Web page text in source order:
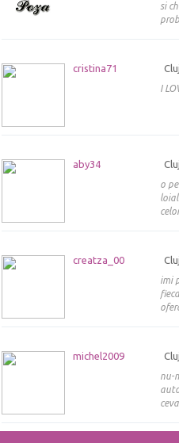
si
cristina71
I
aby34
o
creatza_00
imi
michel2009
nu-